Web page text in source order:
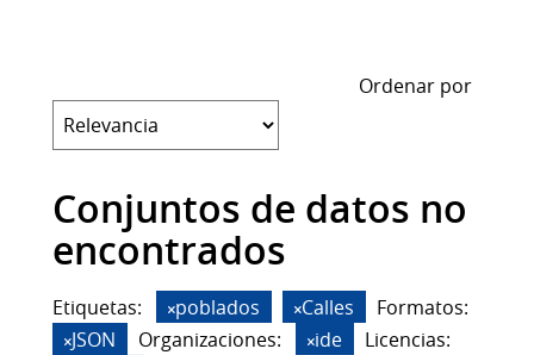
Ordenar por
Conjuntos de datos no
encontrados
Etiquetas: poblados Calles
Formatos:
JSON
Organizaciones: ide
Licencias: